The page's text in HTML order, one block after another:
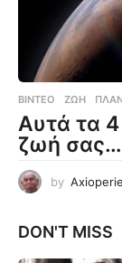
ΒΊΝΤΕΟ ΖΩΉ ,
Αυτά τα
ζωή σας…
by
DON'T MISS